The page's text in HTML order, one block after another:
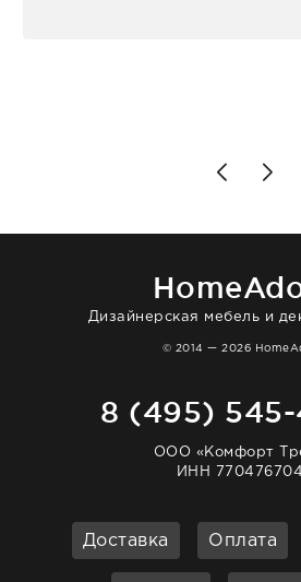
то качество выше всяких
Дизайнерская мебель и
© 2014 — 2026
8 (495)
ООО «Комфорт
ИНН
Доставка Оплата